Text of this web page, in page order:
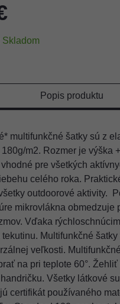
Skladom
Popis produktu
multifunkčné šatky sú z
m2. Rozmer je výška
pre všetkých
celého roka.
outdoorové aktivity.
mikrovlákna obmedzuje
Vďaka
Multifunkčné
veľkosti.
na pri teplote 60°.
Všetky látkové
certifikát používaného